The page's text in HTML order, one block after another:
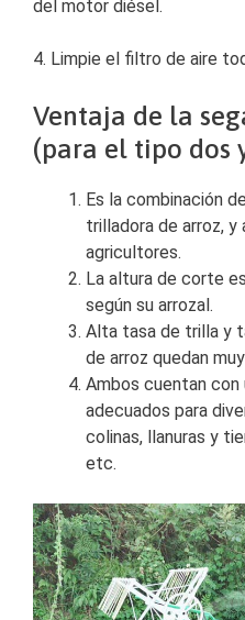
del motor diésel.
4. Limpie el filtro de aire
Ventaja de la
(para el tipo dos
Es la combinación
trilladora de arroz,
agricultores.
La altura de corte
según su arrozal.
Alta tasa de trilla y
de arroz quedan
Ambos cuentan con
adecuados para
colinas, llanuras y
etc.